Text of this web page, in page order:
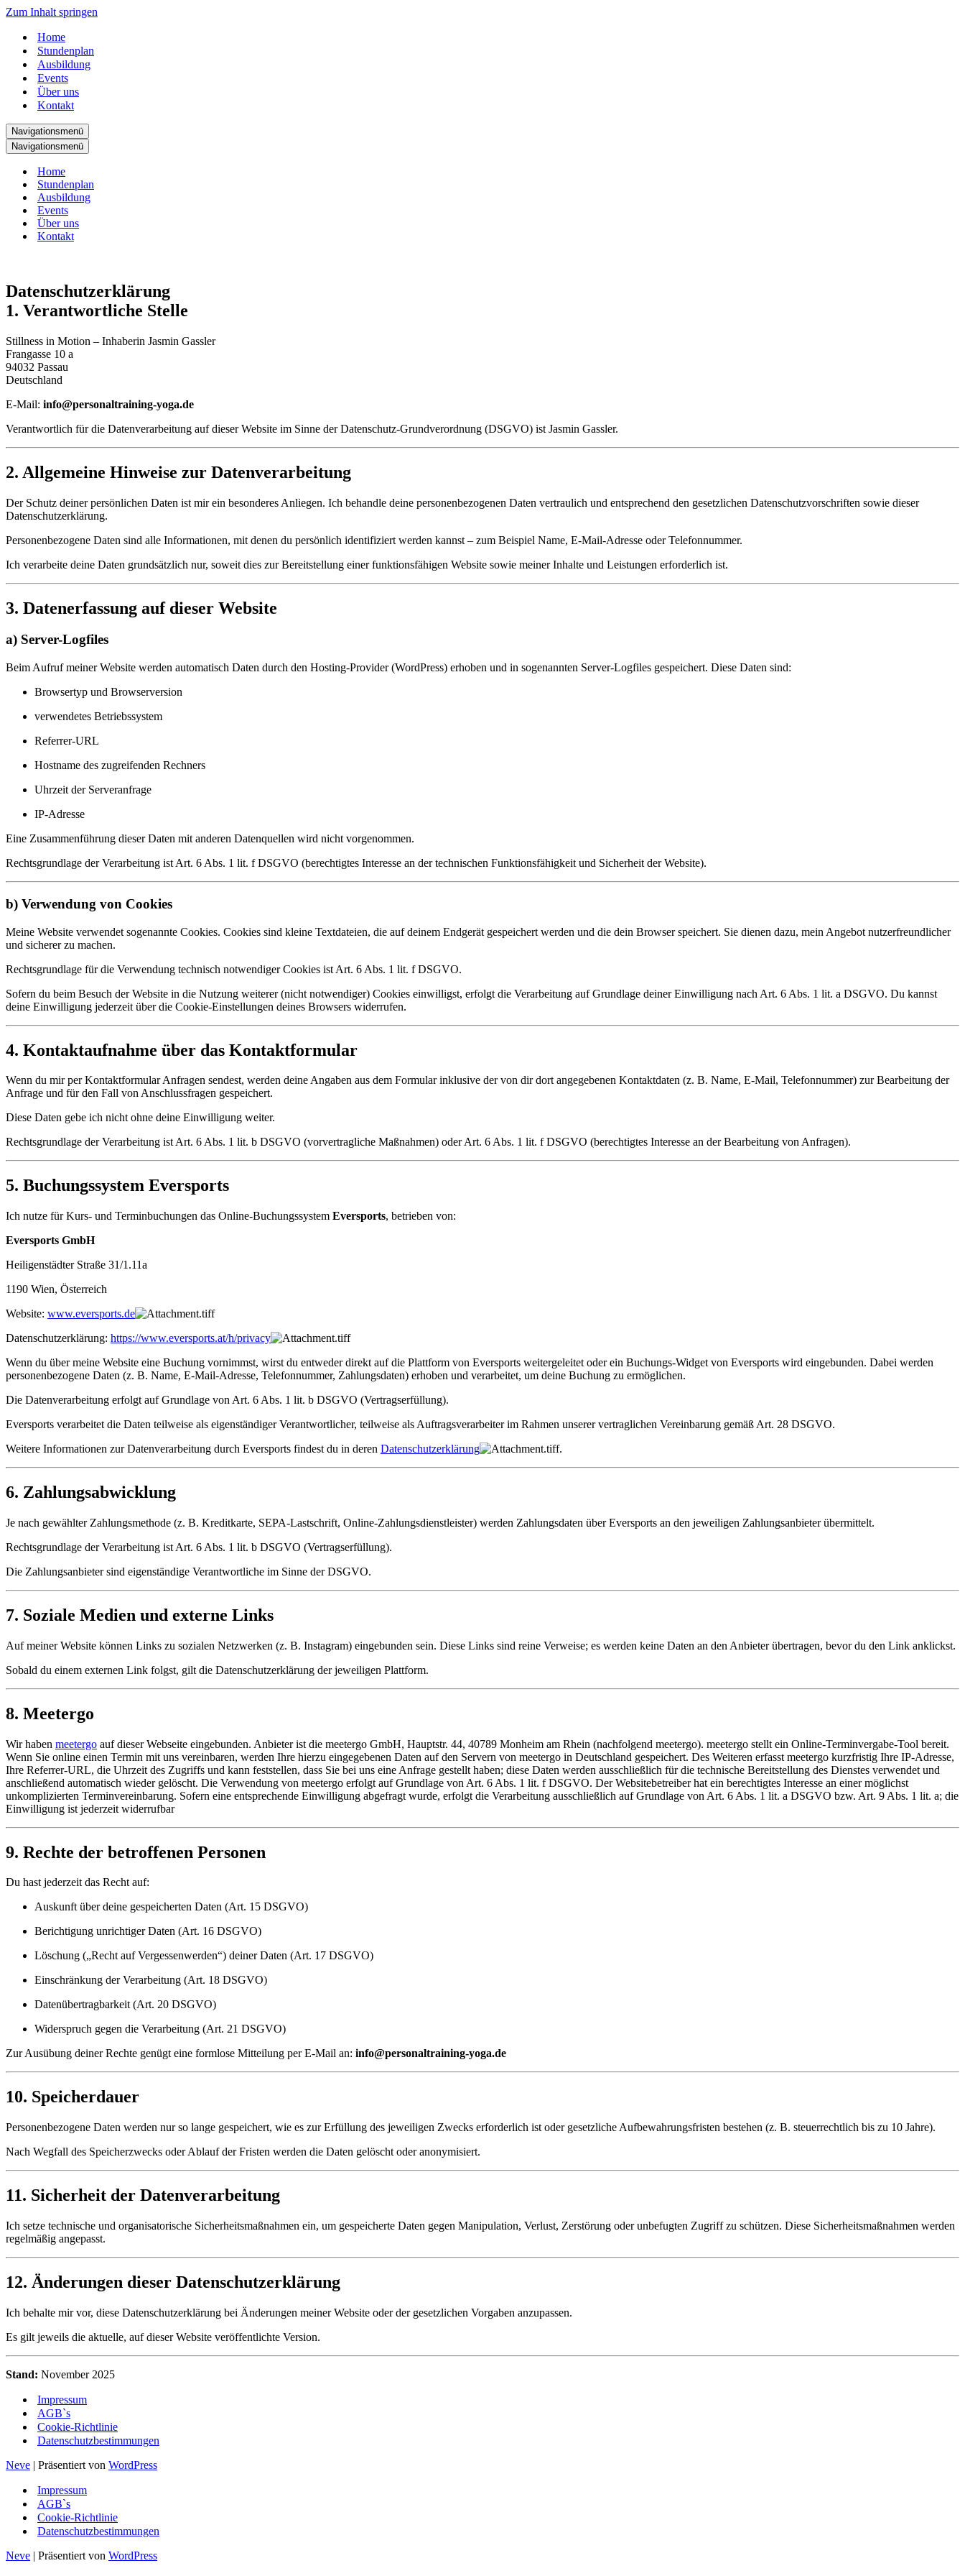
Zum Inhalt springen
Home
Stundenplan
Ausbildung
Events
Über uns
Kontakt
Navigationsmenü
Navigationsmenü
Home
Stundenplan
Ausbildung
Events
Über uns
Kontakt
Datenschutzerklärung
1. Verantwortliche Stelle
Stillness in Motion – Inhaberin Jasmin Gassler
Frangasse 10 a
94032 Passau
Deutschland
E-Mail: info@personaltraining-yoga.de
Verantwortlich für die Datenverarbeitung auf dieser Website im Sinne der Datenschutz-Grundverordnung (DSGVO) ist Jasmin Gassler.
2. Allgemeine Hinweise zur Datenverarbeitung
Der Schutz deiner persönlichen Daten ist mir ein besonderes Anliegen. Ich behandle deine personenbezogenen Daten vertraulich und entsprechend den gesetzlichen Datenschutzvorschriften sowie dieser
Datenschutzerklärung.
Personenbezogene Daten sind alle Informationen, mit denen du persönlich identifiziert werden kannst – zum Beispiel Name, E-Mail-Adresse oder Telefonnummer.
Ich verarbeite deine Daten grundsätzlich nur, soweit dies zur Bereitstellung einer funktionsfähigen Website sowie meiner Inhalte und Leistungen erforderlich ist.
3. Datenerfassung auf dieser Website
a) Server-Logfiles
Beim Aufruf meiner Website werden automatisch Daten durch den Hosting-Provider (WordPress) erhoben und in sogenannten Server-Logfiles gespeichert. Diese Daten sind:
Browsertyp und Browserversion
verwendetes Betriebssystem
Referrer-URL
Hostname des zugreifenden Rechners
Uhrzeit der Serveranfrage
IP-Adresse
Eine Zusammenführung dieser Daten mit anderen Datenquellen wird nicht vorgenommen.
Rechtsgrundlage der Verarbeitung ist Art. 6 Abs. 1 lit. f DSGVO (berechtigtes Interesse an der technischen Funktionsfähigkeit und Sicherheit der Website).
b) Verwendung von Cookies
Meine Website verwendet sogenannte Cookies. Cookies sind kleine Textdateien, die auf deinem Endgerät gespeichert werden und die dein Browser speichert. Sie dienen dazu, mein Angebot nutzerfreundlicher
und sicherer zu machen.
Rechtsgrundlage für die Verwendung technisch notwendiger Cookies ist Art. 6 Abs. 1 lit. f DSGVO.
Sofern du beim Besuch der Website in die Nutzung weiterer (nicht notwendiger) Cookies einwilligst, erfolgt die Verarbeitung auf Grundlage deiner Einwilligung nach Art. 6 Abs. 1 lit. a DSGVO. Du kannst
deine Einwilligung jederzeit über die Cookie-Einstellungen deines Browsers widerrufen.
4. Kontaktaufnahme über das Kontaktformular
Wenn du mir per Kontaktformular Anfragen sendest, werden deine Angaben aus dem Formular inklusive der von dir dort angegebenen Kontaktdaten (z. B. Name, E-Mail, Telefonnummer) zur Bearbeitung der
Anfrage und für den Fall von Anschlussfragen gespeichert.
Diese Daten gebe ich nicht ohne deine Einwilligung weiter.
Rechtsgrundlage der Verarbeitung ist Art. 6 Abs. 1 lit. b DSGVO (vorvertragliche Maßnahmen) oder Art. 6 Abs. 1 lit. f DSGVO (berechtigtes Interesse an der Bearbeitung von Anfragen).
5. Buchungssystem Eversports
Ich nutze für Kurs- und Terminbuchungen das Online-Buchungssystem Eversports, betrieben von:
Eversports GmbH
Heiligenstädter Straße 31/1.11a
1190 Wien, Österreich
Website: www.eversports.de
Datenschutzerklärung: https://www.eversports.at/h/privacy
Wenn du über meine Website eine Buchung vornimmst, wirst du entweder direkt auf die Plattform von Eversports weitergeleitet oder ein Buchungs-Widget von Eversports wird eingebunden. Dabei werden
personenbezogene Daten (z. B. Name, E-Mail-Adresse, Telefonnummer, Zahlungsdaten) erhoben und verarbeitet, um deine Buchung zu ermöglichen.
Die Datenverarbeitung erfolgt auf Grundlage von Art. 6 Abs. 1 lit. b DSGVO (Vertragserfüllung).
Eversports verarbeitet die Daten teilweise als eigenständiger Verantwortlicher, teilweise als Auftragsverarbeiter im Rahmen unserer vertraglichen Vereinbarung gemäß Art. 28 DSGVO.
Weitere Informationen zur Datenverarbeitung durch Eversports findest du in deren Datenschutzerklärung .
6. Zahlungsabwicklung
Je nach gewählter Zahlungsmethode (z. B. Kreditkarte, SEPA-Lastschrift, Online-Zahlungsdienstleister) werden Zahlungsdaten über Eversports an den jeweiligen Zahlungsanbieter übermittelt.
Rechtsgrundlage der Verarbeitung ist Art. 6 Abs. 1 lit. b DSGVO (Vertragserfüllung).
Die Zahlungsanbieter sind eigenständige Verantwortliche im Sinne der DSGVO.
7. Soziale Medien und externe Links
Auf meiner Website können Links zu sozialen Netzwerken (z. B. Instagram) eingebunden sein. Diese Links sind reine Verweise; es werden keine Daten an den Anbieter übertragen, bevor du den Link anklickst.
Sobald du einem externen Link folgst, gilt die Datenschutzerklärung der jeweiligen Plattform.
8. Meetergo
Wir haben meetergo auf dieser Webseite eingebunden. Anbieter ist die meetergo GmbH, Hauptstr. 44, 40789 Monheim am Rhein (nachfolgend meetergo). meetergo stellt ein Online-Terminvergabe-Tool bereit.
Wenn Sie online einen Termin mit uns vereinbaren, werden Ihre hierzu eingegebenen Daten auf den Servern von meetergo in Deutschland gespeichert. Des Weiteren erfasst meetergo kurzfristig Ihre IP-Adresse,
Ihre Referrer-URL, die Uhrzeit des Zugriffs und kann feststellen, dass Sie bei uns eine Anfrage gestellt haben; diese Daten werden ausschließlich für die technische Bereitstellung des Dienstes verwendet und
anschließend automatisch wieder gelöscht. Die Verwendung von meetergo erfolgt auf Grundlage von Art. 6 Abs. 1 lit. f DSGVO. Der Websitebetreiber hat ein berechtigtes Interesse an einer möglichst
unkomplizierten Terminvereinbarung. Sofern eine entsprechende Einwilligung abgefragt wurde, erfolgt die Verarbeitung ausschließlich auf Grundlage von Art. 6 Abs. 1 lit. a DSGVO bzw. Art. 9 Abs. 1 lit. a; die
Einwilligung ist jederzeit widerrufbar
9. Rechte der betroffenen Personen
Du hast jederzeit das Recht auf:
Auskunft über deine gespeicherten Daten (Art. 15 DSGVO)
Berichtigung unrichtiger Daten (Art. 16 DSGVO)
Löschung („Recht auf Vergessenwerden“) deiner Daten (Art. 17 DSGVO)
Einschränkung der Verarbeitung (Art. 18 DSGVO)
Datenübertragbarkeit (Art. 20 DSGVO)
Widerspruch gegen die Verarbeitung (Art. 21 DSGVO)
Zur Ausübung deiner Rechte genügt eine formlose Mitteilung per E-Mail an: info@personaltraining-yoga.de
10. Speicherdauer
Personenbezogene Daten werden nur so lange gespeichert, wie es zur Erfüllung des jeweiligen Zwecks erforderlich ist oder gesetzliche Aufbewahrungsfristen bestehen (z. B. steuerrechtlich bis zu 10 Jahre).
Nach Wegfall des Speicherzwecks oder Ablauf der Fristen werden die Daten gelöscht oder anonymisiert.
11. Sicherheit der Datenverarbeitung
Ich setze technische und organisatorische Sicherheitsmaßnahmen ein, um gespeicherte Daten gegen Manipulation, Verlust, Zerstörung oder unbefugten Zugriff zu schützen. Diese Sicherheitsmaßnahmen werden
regelmäßig angepasst.
12. Änderungen dieser Datenschutzerklärung
Ich behalte mir vor, diese Datenschutzerklärung bei Änderungen meiner Website oder der gesetzlichen Vorgaben anzupassen.
Es gilt jeweils die aktuelle, auf dieser Website veröffentlichte Version.
Stand: November 2025
Impressum
AGB`s
Cookie-Richtlinie
Datenschutzbestimmungen
Neve | Präsentiert von WordPress
Impressum
AGB`s
Cookie-Richtlinie
Datenschutzbestimmungen
Neve | Präsentiert von WordPress